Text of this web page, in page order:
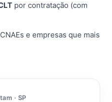
por contratação (com
e empresas que mais
· SP